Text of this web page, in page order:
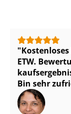
ETW.
Bin sehr